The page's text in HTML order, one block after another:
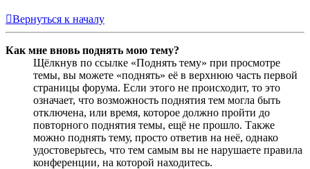
Вернуться к началу
Как мне вновь поднять мою тему?
Щёлкнув по ссылке «Поднять тему» при просмотре
темы, вы можете «поднять» её в верхнюю часть первой
страницы форума. Если этого не происходит, то это
означает, что возможность поднятия тем могла быть
отключена, или время, которое должно пройти до
повторного поднятия темы, ещё не прошло. Также
можно поднять тему, просто ответив на неё, однако
удостоверьтесь, что тем самым вы не нарушаете правила
конференции, на которой находитесь.